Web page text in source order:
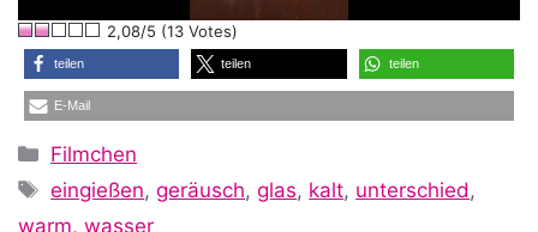
a
y
2,08/5 (13 Votes)
teilen teilen teilen
E-Mail
Kategorien
Filmchen
Schlagwörter
eingießen,geräusch,glas, kalt, unterschied,
warm, wasser